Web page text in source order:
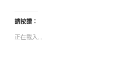
請按讚：
正在載入...